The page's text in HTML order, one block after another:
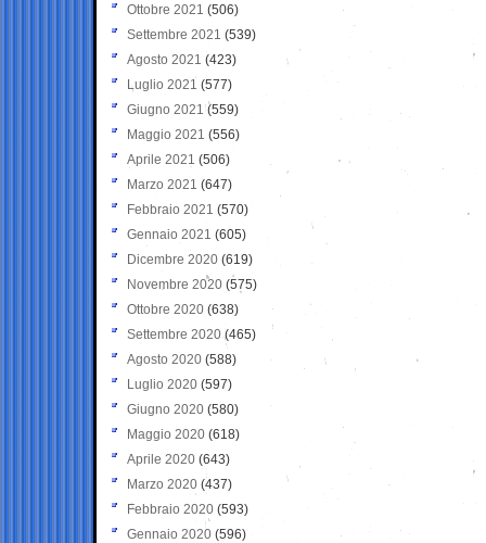
Ottobre 2021 (506)
Settembre 2021 (539)
Agosto 2021 (423)
Luglio 2021 (577)
Giugno 2021(559)
Maggio 2021 (556)
Aprile 2021 (506)
Marzo 2021 (647)
Febbraio 2021 (570)
Gennaio 2021 (605)
Dicembre 2020 (619)
Novembre 2020 (575)
Ottobre 2020 (638)
Settembre 2020(465)
Agosto 2020 (588)
Luglio 2020 (597)
Giugno 2020 (580)
Maggio 2020 (618)
Aprile 2020 (643)
Marzo 2020 (437)
Febbraio 2020 (593)
Gennaio 2020 (596)